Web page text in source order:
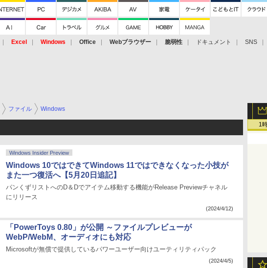
Excel Windows Office Webブラウザー 脆弱性 ドキュメント SNS
1
ファイル Windows
Windows Insider Preview
Windows 10ではできてWindows 11ではできなくなった小技が
また一つ復活へ【5月20日追記】
パンくずリストへのD＆Dでアイテム移動する機能がRelease Previewチャネル
にリリース
(2024/4/12)
「PowerToys 0.80」が公開 ～ファイルプレビューが
WebP/WebM、オーディオにも対応
Microsoftが無償で提供しているパワーユーザー向けユーティリティパック
(2024/4/5)